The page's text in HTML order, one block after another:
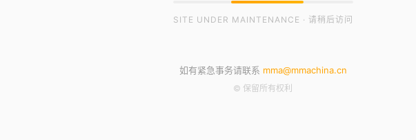
SITE UNDER MAINTENANCE · 请稍后访问
如有紧急事务请联系 mma@mmachina.cn
© 保留所有权利